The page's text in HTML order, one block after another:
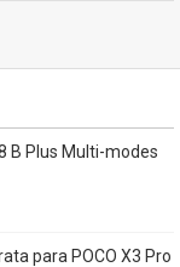
B Plus Multi-modes
para POCO X3 Pro